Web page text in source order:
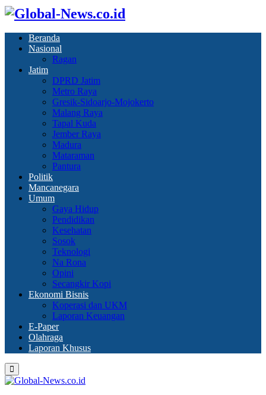
Beranda
Nasional
Ragan
Jatim
DPRD Jatim
Metro Raya
Gresik-Sidoarjo-Mojokerto
Malang Raya
Tapal Kuda
Jember Raya
Madura
Mataraman
Pantura
Politik
Mancanegara
Umum
Gaya Hidup
Pendidikan
Kesehatan
Sosok
Teknologi
Na Rona
Opini
Secangkir Kopi
Ekonomi Bisnis
Koperasi dan UKM
Laporan Keuangan
E-Paper
Olahraga
Laporan Khusus
Primary
Menu